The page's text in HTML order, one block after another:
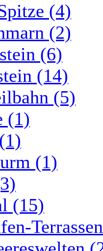
(4)
(2)
(6)
(14)
(5)
(1)
(1)
(15)